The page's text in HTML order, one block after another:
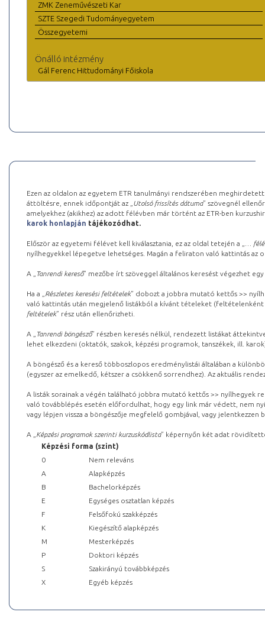
ZMK Zeneművészeti Kar
SZTE Szegedi Tudományegyetem
Összegyetemi
Önálló intézmény
Gál Ferenc Hittudományi Főiskola
Ezen az oldalon az egyetem ETR tanulmányi rendszerében
áttöltésre, ennek időpontját az „ Utolsó frissítés dátuma” szövegnél
amelyekhez (akikhez) az adott félévben már történt az ETR-ben
karok honlapján tájékozódhat.
Először az egyetemi félévet kell kiválasztania, ez az oldal tetején a „
…
nyílhegyekkel lépegetve lehetséges. Magán a feliraton való kattintás az
A „ Tanrendi kereső” mezőbe írt szöveggel általános keresést végezhet
Ha a „ Részletes keresési feltételek” dobozt a jobbra mutató kettős >>
való kattintás után megjelenő listákból a kívánt tételeket (feltételenként
feltételek” rész után ellenőrizheti.
A „ Tanrendi böngésző” részben keresés nélkül, rendezett listákat
lehet elkezdeni (oktatók, szakok, képzési programok, tanszékek, ill.
A böngésző és a kereső többoszlopos eredménylistái általában a
(egyszer az emelkedő, kétszer a csökkenő sorrendhez). Az aktuális
A listák sorainak a végén található jobbra mutató kettős >> nyílhegyek
való továbblépés esetén előfordulhat, hogy egy link már védett, nem
vagy lépjen vissza a böngészője megfelelő gombjával, vagy
A „ Képzési programok szerinti kurzuskódlista” képernyőn két adat
Képzési forma (szint)
0
Nem releváns
A
Alapképzés
B
Bachelorképzés
E
Egységes osztatlan képzés
F
Felsőfokú szakképzés
K
Kiegészítő alapképzés
M
Mesterképzés
P
Doktori képzés
S
Szakirányú továbbképzés
X
Egyéb képzés